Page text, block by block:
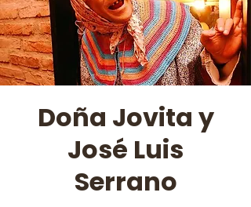
Doña Jovita y
José Luis
Serrano